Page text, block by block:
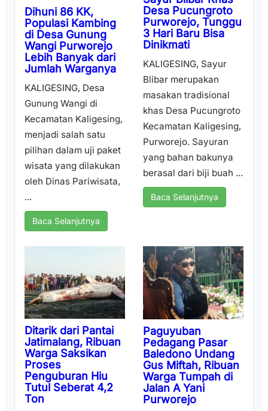
Dihuni 86 KK,
Populasi Kambing
di Desa Gunung
Wangi Purworejo
Lebih Banyak dari
Jumlah Warganya
KALIGESING, Desa
Gunung Wangi di
Kecamatan Kaligesing,
menjadi salah satu
pilihan dalam uji paket
wisata yang dilakukan
oleh Dinas Pariwisata,
...
Baca Selanjutnya
Desa Pucungroto
Purworejo, Tunggu
3 Hari Baru Bisa
Dinikmati
KALIGESING, Sayur
Blibar merupakan
masakan tradisional
khas Desa Pucungroto
Kecamatan Kaligesing,
Purworejo. Sayuran
yang bahan bakunya
berasal dari biji buah ...
Baca Selanjutnya
Ditarik dari Pantai
Jatimalang, Ribuan
Warga Saksikan
Proses
Penguburan Hiu
Tutul Seberat 4,2
Ton
Paguyuban
Pedagang Pasar
Baledono Undang
Gus Miftah, Ribuan
Warga Tumpah di
Jalan A Yani
Purworejo